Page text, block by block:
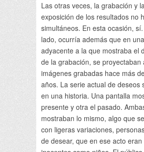
Las otras veces, la grabación y
exposición de los resultados no
simultáneos. En esta ocasión,
lado, ocurría además que en
adyacente a la que mostraba el
de la grabación, se proyectaban
imágenes grabadas hace más
años. La serie actual de deseos
en una historia. Una pantalla
presente y otra el pasado.
mostraban lo mismo, algo que
con ligeras variaciones,
de desear, que en ese acto